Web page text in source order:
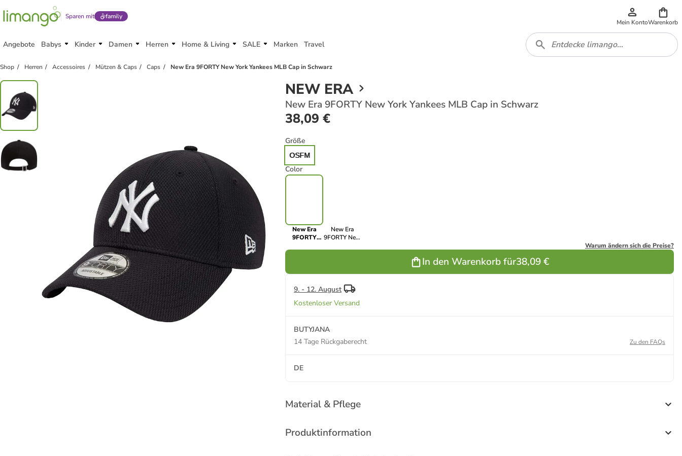
Sparen mit family
Mein KontoWarenkorb
Angebote Babys Kinder Damen Herren Home & Living SALE Marken Travel
Shop Herren Accessoires Mützen & Caps Caps New Era 9FORTY New York Yankees MLB Cap in Schwarz
NEW ERA
New Era 9FORTY New York Yankees MLB Cap in Schwarz
38,09 €
Größe
OSFM
Color
New Era
9FORTY
New Era
9FORTY New
Warum ändern sich die Preise?
In den Warenkorb für38,09 €
9. - 12. August
Kostenloser Versand
BUTYJANA
14 Tage Rückgaberecht
Zu den FAQs
DE
Material & Pflege
Produktinformation